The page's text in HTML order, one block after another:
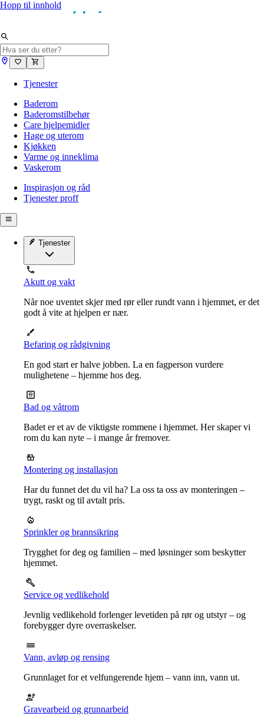
Hopp til innhold
Tjenester
Baderom
Baderomstilbehør
Care hjelpemidler
Hage og uterom
Kjøkken
Varme og inneklima
Vaskerom
Inspirasjon og råd
Tjenester proff
Tjenester
Akutt og vakt
Når noe uventet skjer med rør eller rundt vann i hjemmet, er det
godt å vite at hjelpen er nær.
Befaring og rådgivning
En god start er halve jobben. La en fagperson vurdere
mulighetene – hjemme hos deg.
Bad og våtrom
Badet er et av de viktigste rommene i hjemmet. Her skaper vi
rom du kan nyte – i mange år fremover.
Montering og installasjon
Har du funnet det du vil ha? La oss ta oss av monteringen –
trygt, raskt og til avtalt pris.
Sprinkler og brannsikring
Trygghet for deg og familien – med løsninger som beskytter
hjemmet.
Service og vedlikehold
Jevnlig vedlikehold forlenger levetiden på rør og utstyr – og
forebygger dyre overraskelser.
Vann, avløp og rensing
Grunnlaget for et velfungerende hjem – vann inn, vann ut.
Gravearbeid og grunnarbeid